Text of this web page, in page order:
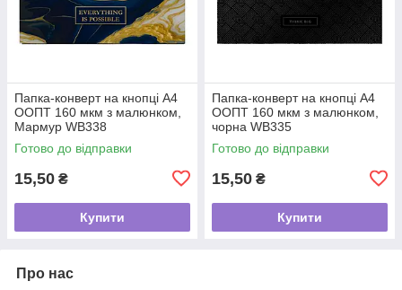
Папка-конверт на кнопці А4
ООПТ 160 мкм з малюнком,
Мармур WB338
Готово до відправки
15,50 ₴
Купити
Папка-конверт на кнопці А4
ООПТ 160 мкм з малюнком,
чорна WB335
Готово до відправки
15,50 ₴
Купити
Про нас